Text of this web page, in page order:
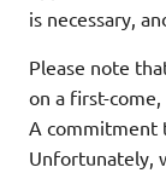
is necessary,
Please note
on a first-
A commitment
Unfortunately,